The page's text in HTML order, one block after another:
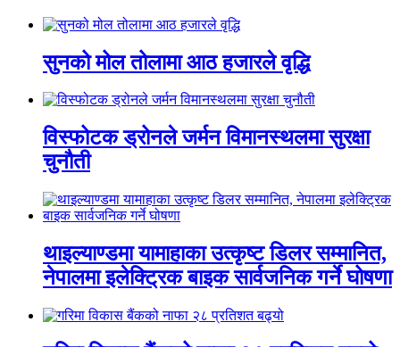
सुनको मोल तोलामा आठ हजारले वृद्धि
विस्फोटक ड्रोनले जर्मन विमानस्थलमा सुरक्षा
चुनौती
थाइल्याण्डमा यामाहाका उत्कृष्ट डिलर सम्मानित,
नेपालमा इलेक्ट्रिक बाइक सार्वजनिक गर्ने घोषणा